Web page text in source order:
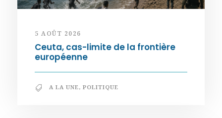
5 AOÛT 2026
Ceuta, cas-limite de la frontière
européenne
A LA UNE, POLITIQUE